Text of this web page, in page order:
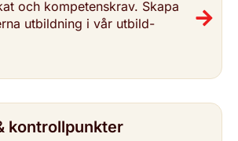
och kom­pe­tenskrav. Skapa
utbild­ning i vår utbild­
kon­troll­punk­ter